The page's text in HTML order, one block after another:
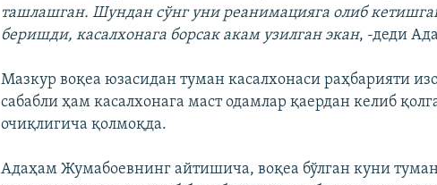
ташлашган. Шундан сўнг уни реанимацияга олиб
беришди, касалхонага борсак акам узилган экан, -деди
Мазкур воқеа юзасидан туман касалхонаси раҳбарияти
сабабли ҳам касалхонага маст одамлар қаердан келиб
очиқлигича қолмоқда.
Адаҳам Жумабоевнинг айтишича, воқеа бўлган куни